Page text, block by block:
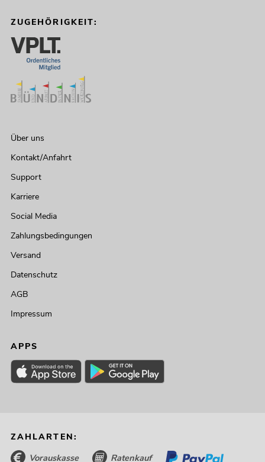
ZUGEHÖRIGKEIT:
Über uns
Kontakt/Anfahrt
Support
Karriere
Social Media
Zahlungsbedingungen
Versand
Datenschutz
AGB
Impressum
APPS
ZAHLARTEN:
Vorauskasse Ratenkauf